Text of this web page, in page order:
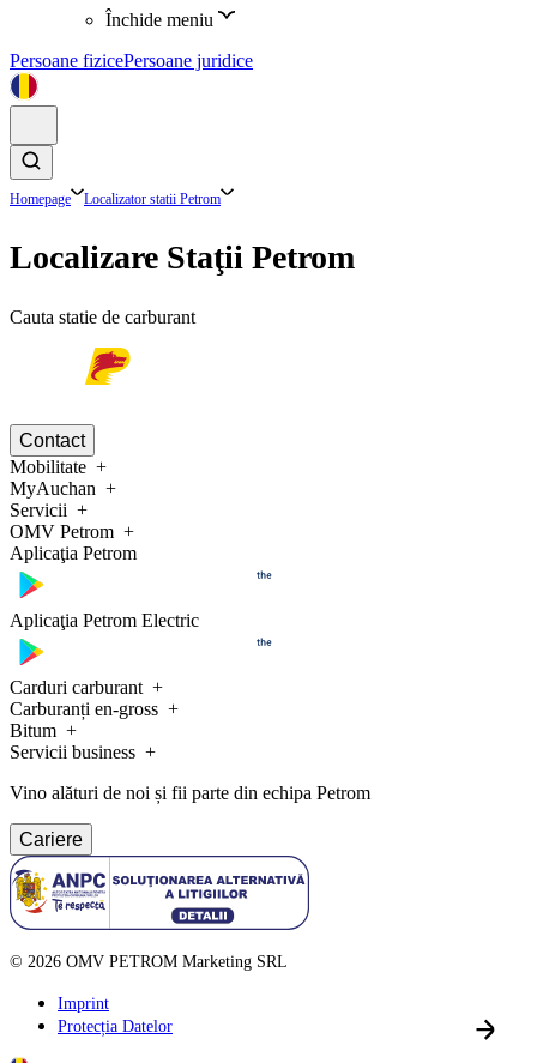
Închide meniu
Persoane fizicePersoane juridice
Homepage Localizator statii Petrom
Localizare Staţii Petrom
Cauta statie de carburant
Contact
Mobilitate
MyAuchan
Servicii
OMV Petrom
Aplicaţia Petrom
Aplicaţia Petrom Electric
Carduri carburant
Carburanți en-gross
Bitum
Servicii business
Vino alături de noi și fii parte din echipa Petrom
Cariere
© 2026 OMV PETROM Marketing SRL
Imprint
Protecția Datelor